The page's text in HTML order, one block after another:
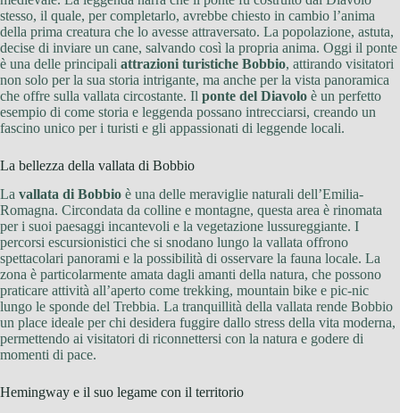
stesso, il quale, per completarlo, avrebbe chiesto in cambio l’anima
della prima creatura che lo avesse attraversato. La popolazione, astuta,
decise di inviare un cane, salvando così la propria anima. Oggi il ponte
è una delle principali attrazioni turistiche Bobbio, attirando visitatori
non solo per la sua storia intrigante, ma anche per la vista panoramica
che offre sulla vallata circostante. Il ponte del Diavolo è un perfetto
esempio di come storia e leggenda possano intrecciarsi, creando un
fascino unico per i turisti e gli appassionati di leggende locali.
La bellezza della vallata di Bobbio
La vallata di Bobbio è una delle meraviglie naturali dell’Emilia-
Romagna. Circondata da colline e montagne, questa area è rinomata
per i suoi paesaggi incantevoli e la vegetazione lussureggiante. I
percorsi escursionistici che si snodano lungo la vallata offrono
spettacolari panorami e la possibilità di osservare la fauna locale. La
zona è particolarmente amata dagli amanti della natura, che possono
praticare attività all’aperto come trekking, mountain bike e pic-nic
lungo le sponde del Trebbia. La tranquillità della vallata rende Bobbio
un place ideale per chi desidera fuggire dallo stress della vita moderna,
permettendo ai visitatori di riconnettersi con la natura e godere di
momenti di pace.
Hemingway e il suo legame con il territorio